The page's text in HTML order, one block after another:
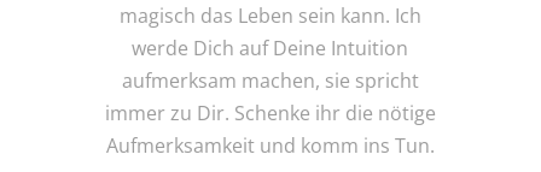
magisch das Leben sein kann. Ich
werde Dich auf Deine Intuition
aufmerksam machen, sie spricht
immer zu Dir. Schenke ihr die nötige
Aufmerksamkeit und komm ins Tun.